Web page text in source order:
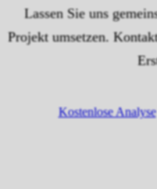
Lassen Sie uns
Projekt umsetzen.
Kostenlose Analyse